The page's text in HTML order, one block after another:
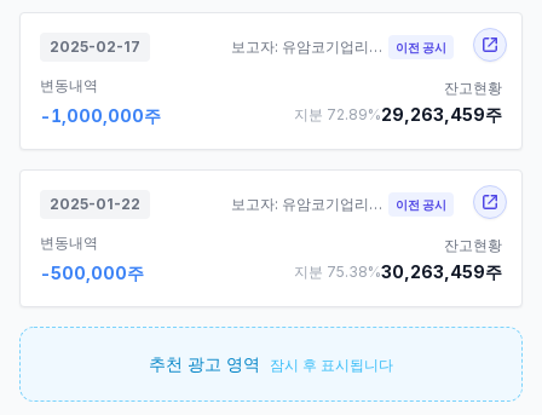
2025-02-17 보고자: 유암코기업리바운스제팔차기업재무안정사모투자 이전 공시
변동내역
-1,000,000주
잔고현황
지분 72.89%29,263,459주
2025-01-22 보고자: 유암코기업리바운스제팔차기업재무안정사모투자 이전 공시
변동내역
-500,000주
잔고현황
지분 75.38%30,263,459주
추천 광고 영역 잠시 후 표시됩니다